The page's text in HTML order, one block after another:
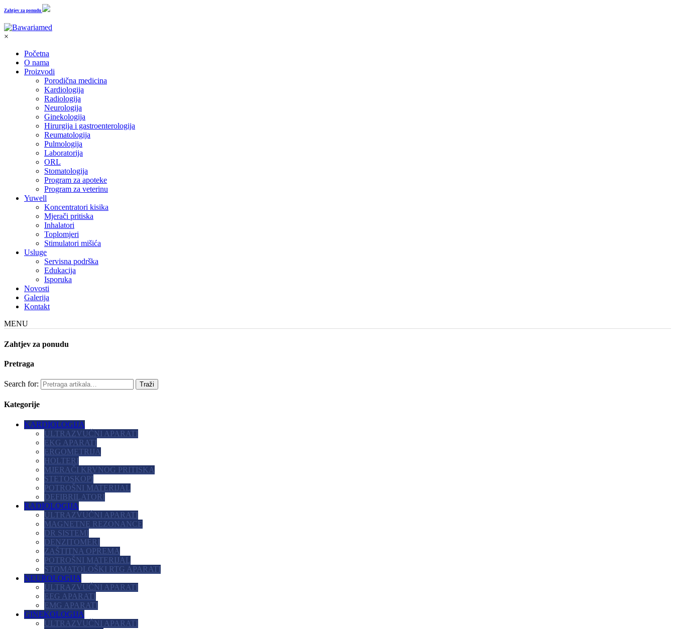
Zahtjev za ponudu
×
Početna
O nama
Proizvodi
Porodična medicina
Kardiologija
Radiologija
Neurologija
Ginekologija
Hirurgija i gastroenterologija
Reumatologija
Pulmologija
Laboratorija
ORL
Stomatologija
Program za apoteke
Program za veterinu
Yuwell
Koncentratori kisika
Mjerači pritiska
Inhalatori
Toplomjeri
Stimulatori mišića
Usluge
Servisna podrška
Edukacija
Isporuka
Novosti
Galerija
Kontakt
MENU
Zahtjev za ponudu
Pretraga
Search for:
Kategorije
KARDIOLOGIJA
ULTRAZVUČNI APARATI
EKG APARATI
ERGOMETRIJA
HOLTERI
MJERAČI KRVNOG PRITISKA
STETOSKOPI
POTROŠNI MATERIJAL
DEFIBRILATORI
RADIOLOGIJA
ULTRAZVUČNI APARATI
MAGNETNE REZONANCE
DR SISTEMI
DENZITOMERI
ZAŠTITNA OPREMA
POTROŠNI MATERIJAL
STOMATOLOŠKI RTG APARATI
NEUROLOGIJA
ULTRAZVUČNI APARATI
EEG APARATI
EMG APARATI
GINEKOLOGIJA
ULTRAZVUČNI APARATI